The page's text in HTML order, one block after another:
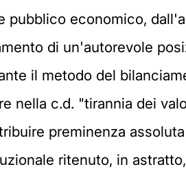
pubblico economico,
di un'autorevole
il metodo del
nella c.d. "tirannia dei
preminenza
ritenuto, in